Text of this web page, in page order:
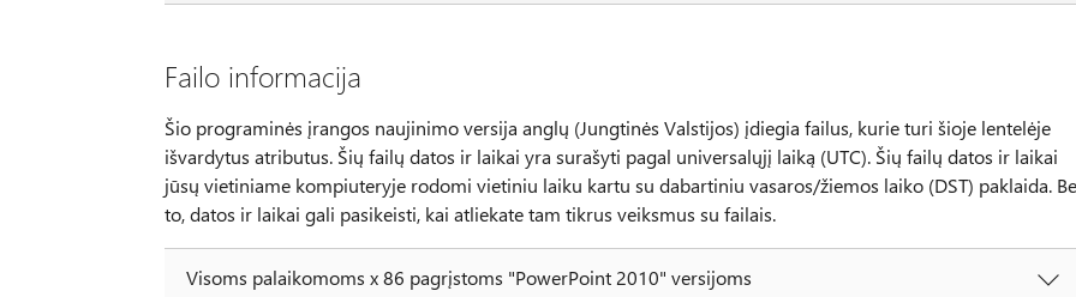
Failo informacija
Šio programinės įrangos naujinimo versija anglų (Jungtinės Valstijos) įdiegia failus, kurie turi šioje lentelėje
išvardytus atributus. Šių failų datos ir laikai yra surašyti pagal universalųjį laiką (UTC). Šių failų datos ir laikai
jūsų vietiniame kompiuteryje rodomi vietiniu laiku kartu su dabartiniu vasaros/žiemos laiko (DST) paklaida. Be
to, datos ir laikai gali pasikeisti, kai atliekate tam tikrus veiksmus su failais.
Visoms palaikomoms x 86 pagrįstoms "PowerPoint 2010" versijoms